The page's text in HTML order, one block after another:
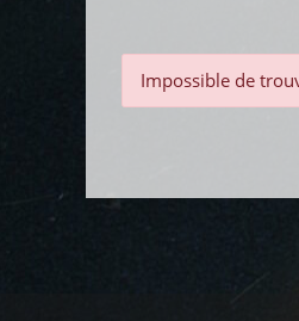
Impossible de